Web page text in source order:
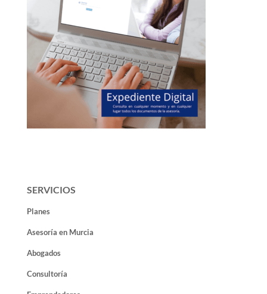
SERVICIOS
Planes
Asesoría en Murcia
Abogados
Consultoría